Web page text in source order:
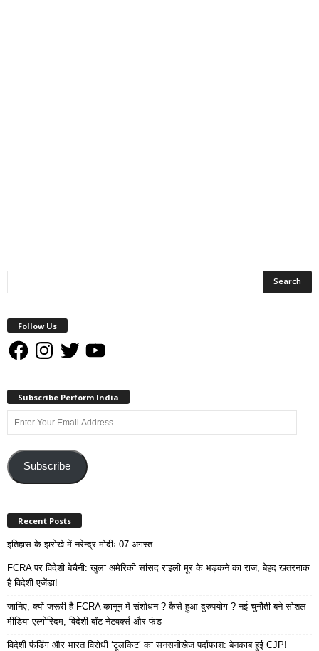
Follow Us
FacebookInstagram
Twitter YouTube
Subscribe Perform India
Enter
Your
AddressSubscribe
Recent Posts
इतिहास के झरोखे में नरेन्द्र मोदीः 07 अगस्त
FCRA पर विदेशी बेचैनी: खुला अमेरिकी सांसद राइली मूर के भड़कने का राज, बेहद खतरनाक
है विदेशी एजेंडा!
जानिए, क्यों जरूरी है FCRA कानून में संशोधन ? कैसे हुआ दुरुपयोग ? नई चुनौती बने सोशल
मीडिया एल्गोरिदम, विदेशी बॉट नेटवर्क्स और फंड
विदेशी फंडिंग और भारत विरोधी ‘टूलकिट’ का सनसनीखेज पर्दाफाश: बेनकाब हुई CJP!